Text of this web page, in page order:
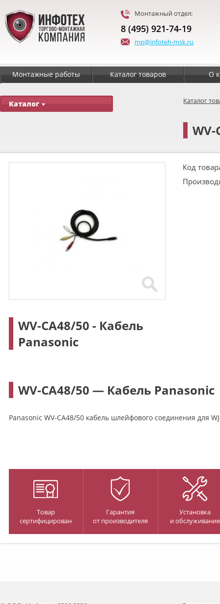
Монтажный отдел:
8 (495) 921-74-19
mp@infoteh-msk.ru
Монтажные работы Каталог товаров О
Каталог Каталог
WV-CA48/50 - Кабель
Panasonic
Код
WV-CA48/50 — Кабель Panasonic
Panasonic WV-CA48/50 кабель шлейфового соединения для
Товар
сертифицирован
Гарантия
от производителя
Установка
и обслуживание